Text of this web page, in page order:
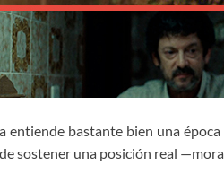
entiende bastante bien una
sostener una posición real